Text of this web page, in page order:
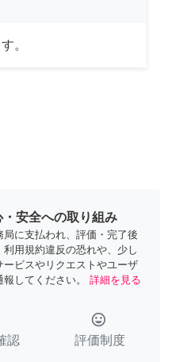
。
安全への取り組み
に支払われ、評価・完了後
用規約違反の恐れや、少し
ービスやリクエストやユーザ
してください。
詳細を見る
認
tag_faces
評価制度